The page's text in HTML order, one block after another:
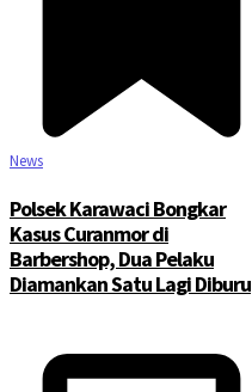
News
Polsek Karawaci Bongkar
Kasus Curanmor di
Barbershop, Dua Pelaku
Diamankan Satu Lagi Diburu